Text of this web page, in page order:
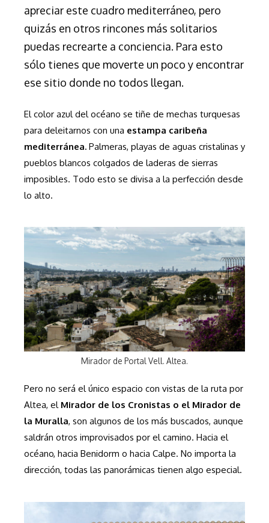
apreciar este cuadro mediterráneo, pero
quizás en otros rincones más solitarios
puedas recrearte a conciencia. Para esto
sólo tienes que moverte un poco y encontrar
ese sitio donde no todos llegan.
El color azul del océano se tiñe de mechas turquesas
para deleitarnos con una estampa caribeña
mediterránea. Palmeras, playas de aguas cristalinas y
pueblos blancos colgados de laderas de sierras
imposibles. Todo esto se divisa a la perfección desde
lo alto.
Mirador de Portal Vell. Altea.
Pero no será el único espacio con vistas de la ruta por
Altea, elMirador de los Cronistas o el Mirador de
la Muralla, son algunos de los más buscados, aunque
saldrán otros improvisados por el camino. Hacia el
océano, hacia Benidorm o hacia Calpe. No importa la
dirección, todas las panorámicas tienen algo especial.